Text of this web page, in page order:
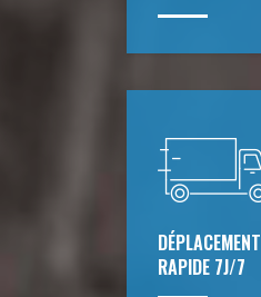
DÉPLACEMENT
RAPIDE 7J/7